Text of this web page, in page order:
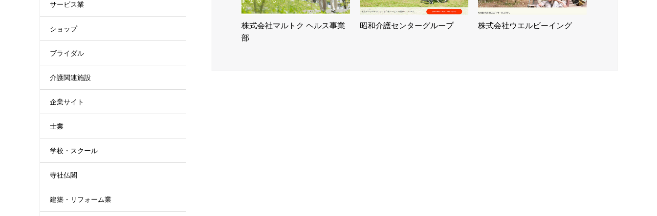
株式会社マルトク ヘルス事業
部
昭和介護センターグループ 株式会社ウエルビーイング
サービス業
ショップ
ブライダル
介護関連施設
企業サイト
士業
学校・スクール
寺社仏閣
建築・リフォーム業